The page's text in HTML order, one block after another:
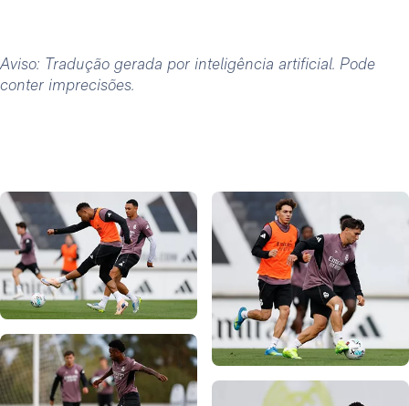
Aviso: Tradução gerada por inteligência artificial. Pode
conter imprecisões.